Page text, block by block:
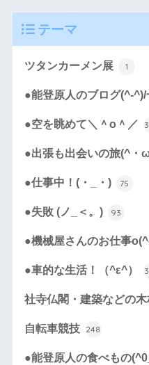
テーマ
ツタンカーメン展 1
●能登原人のブログ(^-^)/
●空を眺めて＼＾o＾／
●出張も出会いの旅(^・
●仕事中！(・_・) 75
●失敗 (ノ_＜。) 93
●機械屋さんのお仕事
●車的な生活！（^ε^）
社寺仏閣・建築などの
自転車競技 248
●能登原人の食べもの